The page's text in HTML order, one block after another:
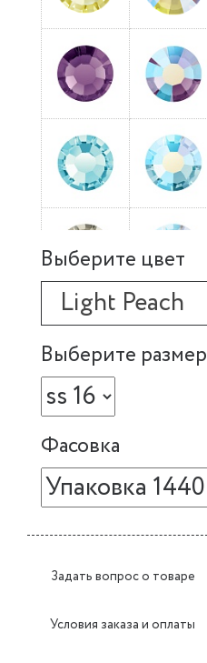
Выберите цвет
Light Peach
Выберите размер
Фасовка
Задать вопрос о товаре
Условия заказа и оплаты